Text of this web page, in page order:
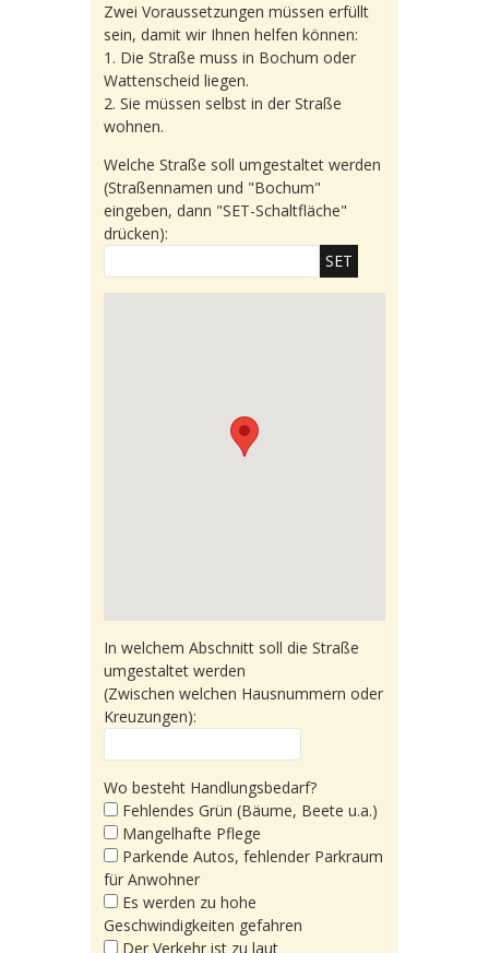
Zwei Voraussetzungen müssen erfüllt
sein, damit wir Ihnen helfen können:
1. Die Straße muss in Bochum oder
Wattenscheid liegen.
2. Sie müssen selbst in der Straße
wohnen.
Welche Straße soll umgestaltet werden
(Straßennamen und "Bochum"
eingeben, dann "SET-Schaltfläche"
drücken):
SET
In welchem Abschnitt soll die Straße
umgestaltet werden
(Zwischen welchen Hausnummern oder
Kreuzungen):
Wo besteht Handlungsbedarf?
Fehlendes Grün (Bäume, Beete u.a.)
Mangelhafte Pflege
Parkende Autos, fehlender Parkraum
für Anwohner
Es werden zu hohe
Geschwindigkeiten gefahren
Der Verkehr ist zu laut